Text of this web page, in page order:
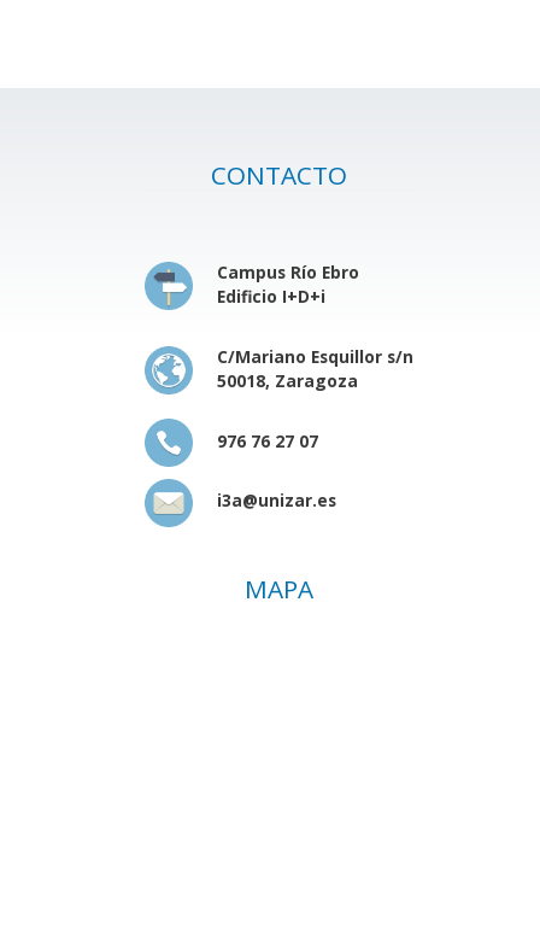
CONTACTO
Campus Río Ebro
Edificio I+D+i
C/Mariano Esquillor s/n
50018, Zaragoza
976 76 27 07
i3a@unizar.es
MAPA